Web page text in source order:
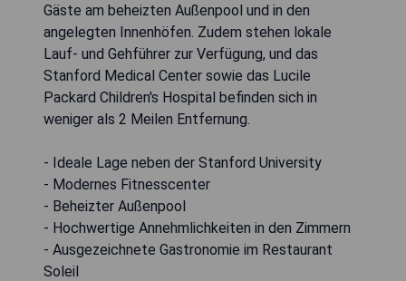
Gäste am beheizten Außenpool und in den
angelegten Innenhöfen. Zudem stehen lokale
Lauf- und Gehführer zur Verfügung, und das
Stanford Medical Center sowie das Lucile
Packard Children's Hospital befinden sich in
weniger als 2 Meilen Entfernung.
- Ideale Lage neben der Stanford University
- Modernes Fitnesscenter
- Beheizter Außenpool
- Hochwertige Annehmlichkeiten in den Zimmern
- Ausgezeichnete Gastronomie im Restaurant
Soleil